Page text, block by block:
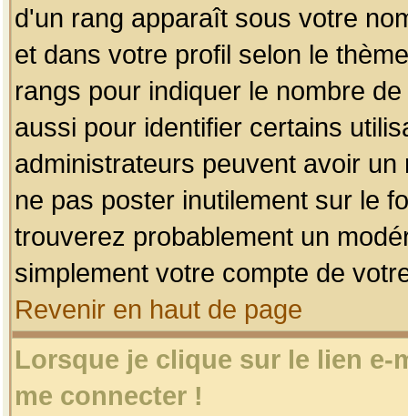
d'un rang apparaît sous votre
et dans votre profil selon le
rangs pour indiquer le nombre
aussi pour identifier certains
administrateurs peuvent avoir
ne pas poster inutilement sur le
trouverez probablement un
simplement votre compte de
Revenir en haut de page
Lorsque je clique sur le lien
me connecter !